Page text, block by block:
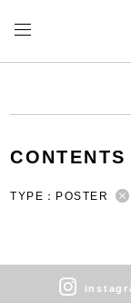
CONTENTS
TYPE：POSTER